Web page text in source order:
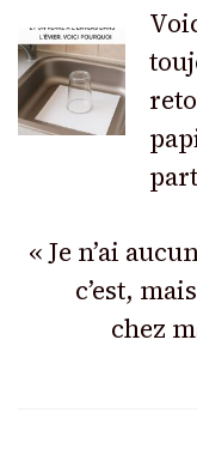
« Je n’ai
c’est,
chez